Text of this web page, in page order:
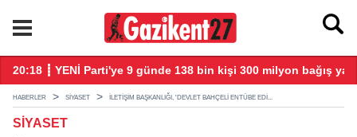
başladı
20:18 ┋ YENİ Parti'ye 9 günde 138 bin kişi 300 milyon bağış
HABERLER SIYASET İLETIŞIM BAŞKANLIĞI, 'DEVLET BAHÇELI ENTÜBE EDI...
SIYASET